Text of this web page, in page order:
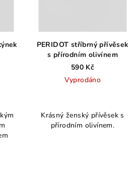
PERIDOT stříbrný přívěsek
s přírodním olivínem
590 Kč
Vyprodáno
Krásný ženský přívěsek s
přírodním olivínem.